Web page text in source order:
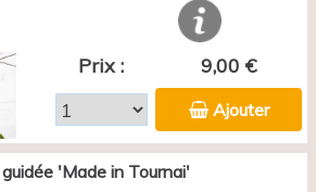
Prix : 9,00 €
Ajouter
'Made in Tournai'